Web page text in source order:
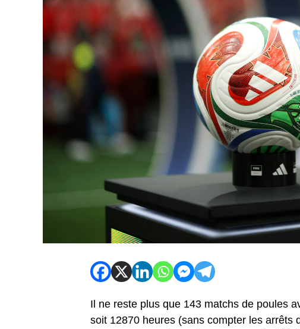
Il ne reste plus que 143 matchs de poules
soit 12870 heures (sans compter les arrêts